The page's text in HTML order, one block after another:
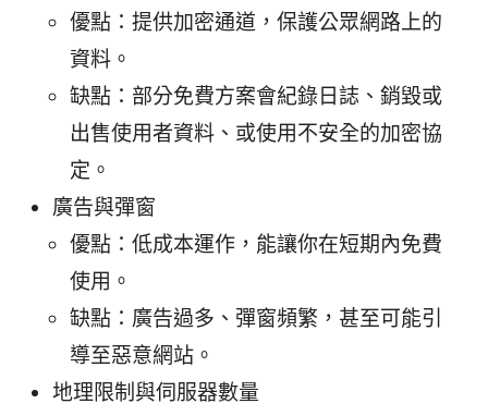
優點：提供加密通道，保護公眾網路上的
資料。
缺點：部分免費方案會紀錄日誌、銷毀或
出售使用者資料、或使用不安全的加密協
定。
廣告與彈窗
優點：低成本運作，能讓你在短期內免費
使用。
缺點：廣告過多、彈窗頻繁，甚至可能引
導至惡意網站。
地理限制與伺服器數量